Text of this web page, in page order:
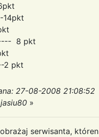
8 pkt
2 pkt
27-08-2008 21:08:52
»
obrażaj serwisanta,